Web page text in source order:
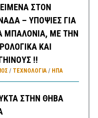
ΣΤΟΝ
– ΥΠΟΨΙΕΣ ΓΙΑ
ΜΠΑΛΟΝΙΑ, ΜΕ ΤΗΝ
ΚΑΙ
!!
/ ΤΕΧΝΟΛΟΓΙΑ/ ΗΠΑ
ΣΤΗΝ ΘΗΒΑ